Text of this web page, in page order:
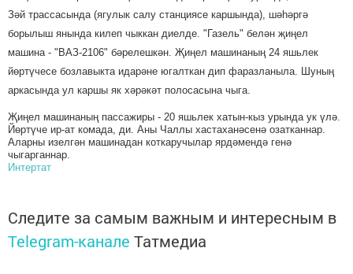
Зәй трассасында (ягулык салу станциясе каршында), шәһәргә
борылыш янында килеп чыккан диелде. "Газель" белән җиңел
машина - "ВАЗ-2106" бәрелешкән. Җиңел машинаның 24 яшьлек
йөртүчесе бозлавыкта идарәне югалткан дип фаразланыла. Шуның
аркасында ул каршы як хәрәкәт полосасына чыга.
Җиңел машинаның пассажиры - 20 яшьлек хатын-кыз урында ук үлә.
Йөртүче ир-ат комада, ди. Аны Чаллы хастаханәсенә озатканнар.
Аларны изелгән машинадан коткаручылар ярдәмендә генә
чыгарганнар.
Интертат
Следите за самым важным и интересным в
Telegram-канале Татмедиа